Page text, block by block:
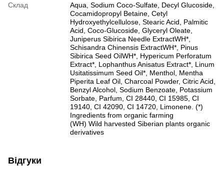
Склад
Aqua, Sodium Coco-Sulfate, Decyl Glucoside,
Cocamidopropyl Betaine, Cetyl
Hydroxyethylcellulose, Stearic Acid, Palmitic
Acid, Coco-Glucoside, Glyceryl Oleate,
Juniperus Sibirica Needle ExtractWH*,
Schisandra Chinensis ExtractWH*, Pinus
Sibirica Seed OilWH*, Hypericum Perforatum
Extract*, Lophanthus Anisatus Extract*, Linum
Usitatissimum Seed Oil*, Menthol, Mentha
Piperita Leaf Oil, Charcoal Powder, Citric Acid,
Benzyl Alcohol, Sodium Benzoate, Potassium
Sorbate, Parfum, CI 28440, CI 15985, CI
19140, CI 42090, CI 14720, Limonene. (*)
Ingredients from organic farming
(WH) Wild harvested Siberian plants organic
derivatives
Відгуки